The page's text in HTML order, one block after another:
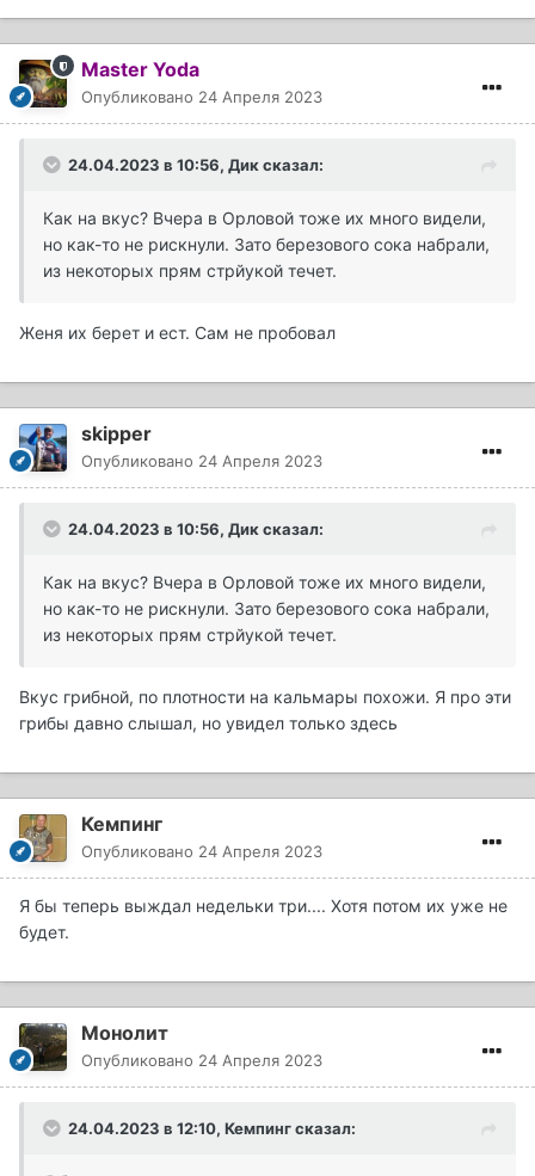
Master Yoda
Опубликовано 24 Апреля 2023
24.04.2023 в 10:56, Диксказал:
Как на вкус? Вчера в Орловой тоже их много видели,
но как-то не рискнули. Зато березового сока набрали,
из некоторых прям стрйукой течет.
Женя их берет и ест. Сам не пробовал
skipper
Опубликовано 24 Апреля 2023
24.04.2023 в 10:56, Диксказал:
Как на вкус? Вчера в Орловой тоже их много видели,
но как-то не рискнули. Зато березового сока набрали,
из некоторых прям стрйукой течет.
Вкус грибной, по плотности на кальмары похожи. Я про эти
грибы давно слышал, но увидел только здесь
Кемпинг
Опубликовано 24 Апреля 2023
Я бы теперь выждал недельки три.... Хотя потом их уже не
будет.
Монолит
Опубликовано 24 Апреля 2023
24.04.2023 в 12:10, Кемпингсказал: